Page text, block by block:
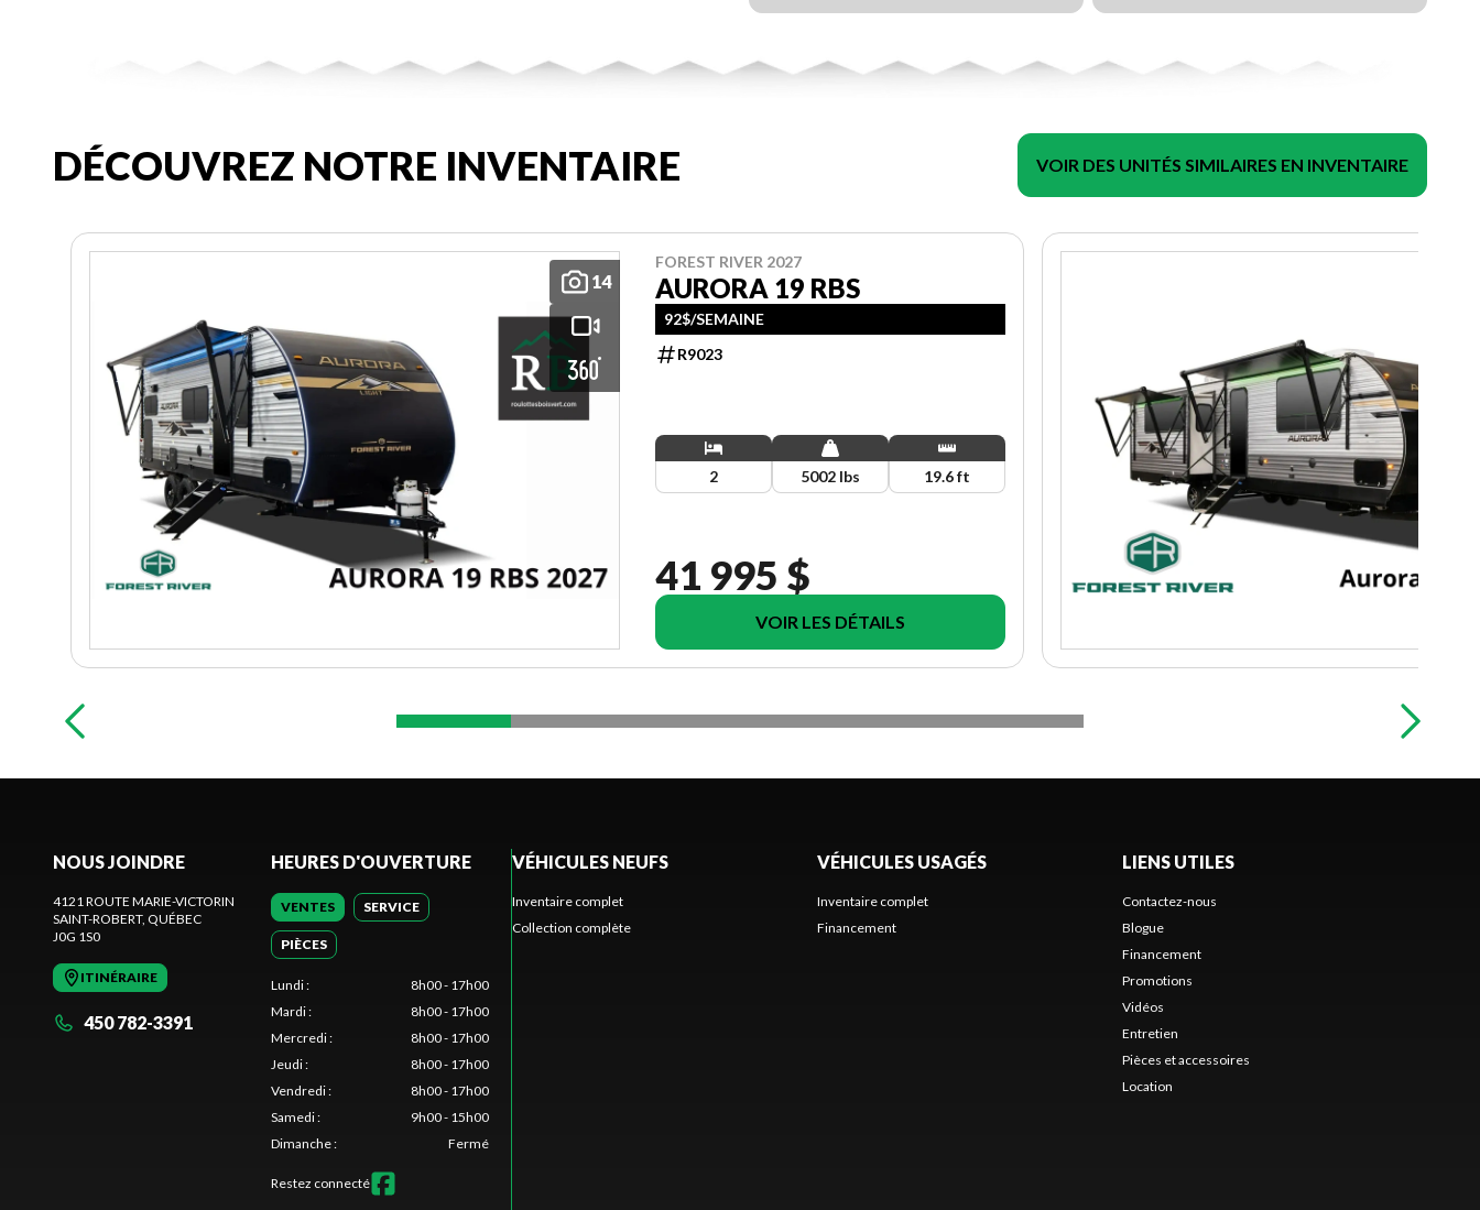
DÉCOUVREZ NOTRE INVENTAIRE VOIR DES UNITÉS SIMILAIRES EN INVENTAIRE
14
FOREST RIVER 2027
AURORA 19 RBS
92$/SEMAINE
R9023
2 5002 lbs 19.6 ft
41 995 $
VOIR LES DÉTAILS
NOUS JOINDRE
4121 ROUTE MARIE-VICTORIN
SAINT-ROBERT, QUÉBEC
J0G 1S0
ITINÉRAIRE
450 782-3391
HEURES D'OUVERTURE
VENTES SERVICE
PIÈCES
Lundi:
8h00 - 17h00
Mardi:
8h00 - 17h00
Mercredi:
8h00 - 17h00
Jeudi:
8h00 - 17h00
Vendredi:
8h00 - 17h00
Samedi:
9h00 - 15h00
Dimanche: Fermé
Restez connecté
VÉHICULES NEUFS
Inventaire complet
Collection complète
VÉHICULES USAGÉS
Inventaire complet
Financement
LIENS UTILES
Contactez-nous
Blogue
Financement
Promotions
Vidéos
Entretien
Pièces et accessoires
Location